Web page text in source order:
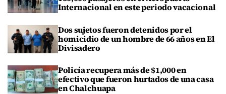
Internacional en este periodo vacacional
Dos sujetos fueron detenidos por el
homicidio de un hombre de 66 años en El
Divisadero
Policía recupera más de $1,000 en
efectivo que fueron hurtados de una casa
en Chalchuapa